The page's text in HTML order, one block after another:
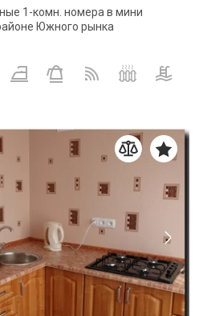
1-комн. номера в мини
Южного рынка